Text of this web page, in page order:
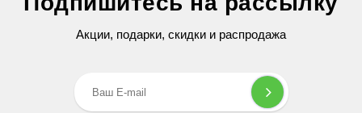
299 грн
Акции, подарки, скидки и распродажа